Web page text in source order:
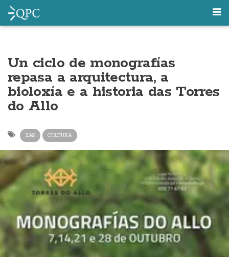
Un ciclo de monografías
repasa a arquitectura, a
bioloxía e a historia das Torres
do Allo
ZAS CULTURA